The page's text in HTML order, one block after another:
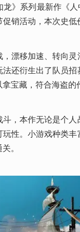
》系列最新作《
销活动，本次史低
漂移加速、转向
还衍生出了队员
宝藏，符合海盗的
，本作无论是个
性。小游戏种类
。